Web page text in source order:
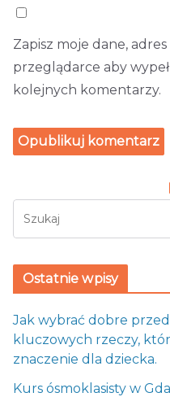
Zapisz moje dane,
przeglądarce aby
kolejnych komentarzy.
Ostatnie wpisy
Jak wybrać dobre
kluczowych rzeczy,
znaczenie dla dziecka.
Kurs ósmoklasisty w